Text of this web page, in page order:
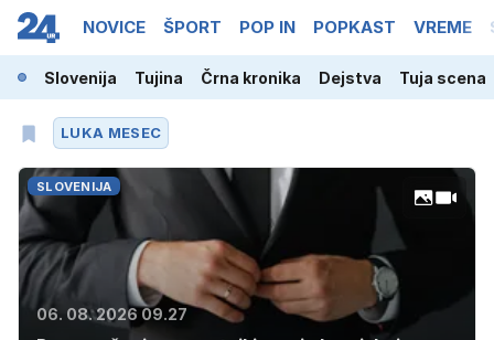
NOVICE ŠPORT POP IN POPKAST VREME
Slovenija Tujina Črna kronika Dejstva Tuja scena
LUKA MESEC
SLOVENIJA
06. 08. 2026 09.27